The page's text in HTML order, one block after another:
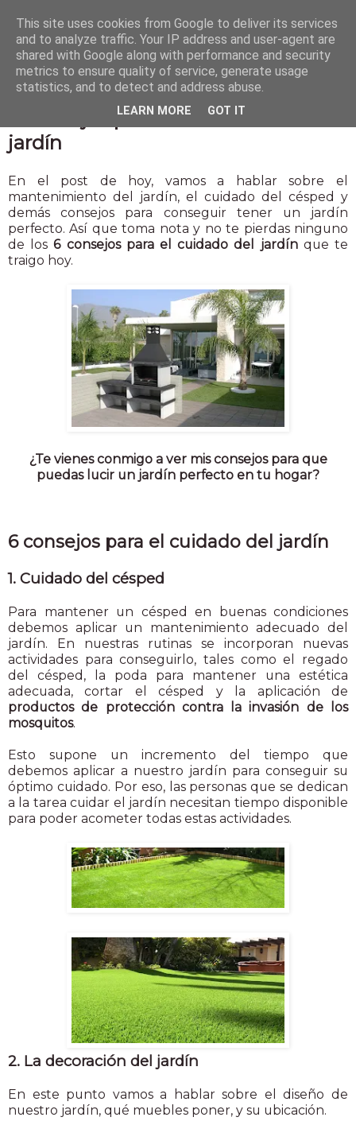
6 consejos para el cuidado del
jardín
En el post de hoy, vamos a hablar sobre el
mantenimiento del jardín, el cuidado del césped y
demás consejos para conseguir tener un jardín
perfecto. Así que toma nota y no te pierdas ninguno
de los6 consejos para el cuidado del jardínque te
traigo hoy.
¿Te vienes conmigo a ver mis consejos para que
puedas lucir un jardín perfecto en tu hogar?
6 consejos para el cuidado del jardín
1. Cuidado del césped
Para mantener un césped en buenas condiciones
debemos aplicar un mantenimiento adecuado del
jardín. En nuestras rutinas se incorporan nuevas
actividades para conseguirlo, tales como el regado
del césped, la poda para mantener una estética
adecuada, cortar el césped y la aplicación de
productos de protección contra la invasión de los
mosquitos.
Esto supone un incremento del tiempo que
debemos aplicar a nuestro jardín para conseguir su
óptimo cuidado. Por eso, las personas que se dedican
a la tarea cuidar el jardín necesitan tiempo disponible
para poder acometer todas estas actividades.
2. La decoración del jardín
En este punto vamos a hablar sobre el diseño de
nuestro jardín, qué muebles poner, y su ubicación.
This site uses cookies from Google to deliver its services
and to analyze traffic. Your IP address and user-agent are
shared with Google along with performance and security
metrics to ensure quality of service, generate usage
statistics, and to detect and address abuse.
LEARN MORE GOT IT